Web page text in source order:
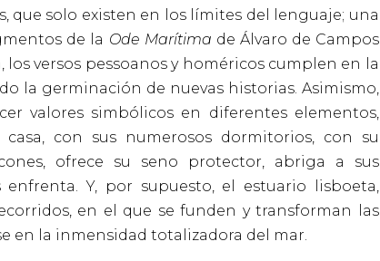
que solo existen en los límites del lenguaje; una
de la Ode Marítima de Álvaro de Campos
los versos pessoanos y homéricos cumplen en la
la germinación de nuevas historias. Asimismo,
valores simbólicos en diferentes elementos,
con sus numerosos dormitorios, con su
ofrece su seno protector, abriga a sus
Y, por supuesto, el estuario lisboeta,
en el que se funden y transforman las
en la inmensidad totalizadora del mar.